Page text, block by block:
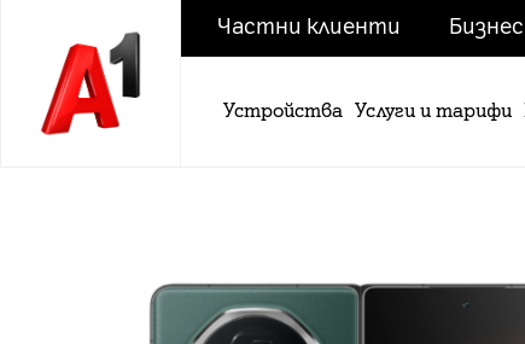
Частни клиенти
Устройства Услуги и тарифи